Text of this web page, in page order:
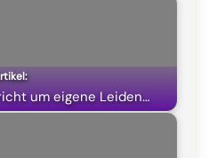
um eigene Leiden…